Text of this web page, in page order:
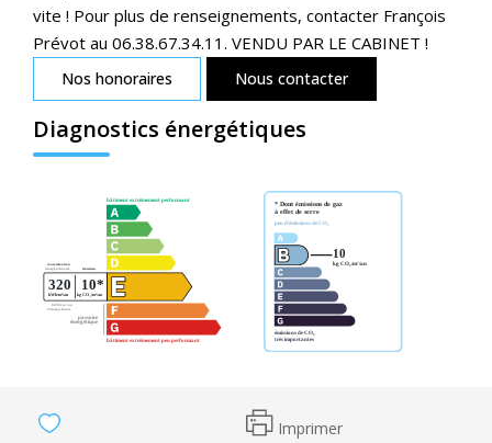
vite ! Pour plus de renseignements, contacter François
Prévot au 06.38.67.34.11. VENDU PAR LE CABINET !
Nos honoraires Nous contacter
Diagnostics énergétiques
Imprimer